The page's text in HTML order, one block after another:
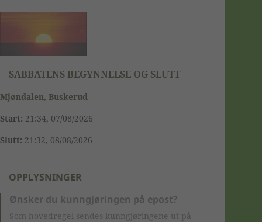
SABBATENS BEGYNNELSE OG SLUTT
Mjøndalen, Buskerud
Start: 21:34, 07/08/2026
Slutt: 21:32, 08/08/2026
OPPLYSNINGER
Ønsker du kunngjøringen på epost?
Som hovedregel sendes kunngjøringene ut på